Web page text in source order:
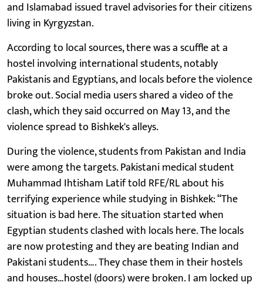
and Islamabad issued travel advisories for their citizens
living in Kyrgyzstan.
According to local sources, there was a scuffle at a
hostel involving international students, notably
Pakistanis and Egyptians, and locals before the violence
broke out. Social media users shared a video of the
clash, which they said occurred on May 13, and the
violence spread to Bishkek's alleys.
During the violence, students from Pakistan and India
were among the targets. Pakistani medical student
Muhammad Ihtisham Latif told RFE/RL about his
terrifying experience while studying in Bishkek: “The
situation is bad here. The situation started when
Egyptian students clashed with locals here. The locals
are now protesting and they are beating Indian and
Pakistani students…. They chase them in their hostels
and houses…hostel (doors) were broken. I am locked up